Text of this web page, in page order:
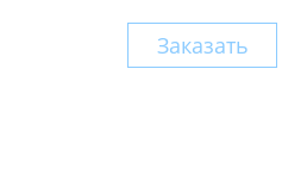
Заказать